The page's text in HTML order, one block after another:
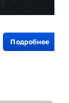
Подробнее